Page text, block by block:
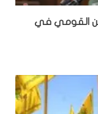
القومي في